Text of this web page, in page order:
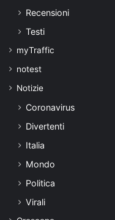
Recensioni
Testi
myTraffic
notest
Notizie
Coronavirus
Divertenti
Italia
Mondo
Politica
Virali